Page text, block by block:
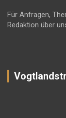
Für Anfragen,
Redaktion über